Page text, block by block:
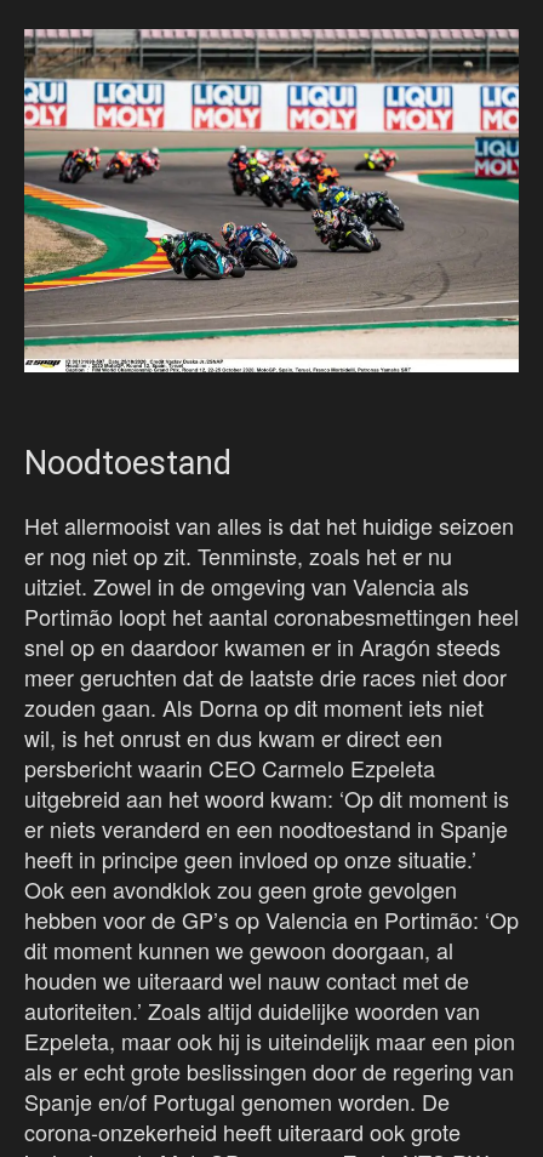
Noodtoestand
Het allermooist van alles is dat het huidige seizoen
er nog niet op zit. Tenminste, zoals het er nu
uitziet. Zowel in de omgeving van Valencia als
Portimão loopt het aantal coronabesmettingen heel
snel op en daardoor kwamen er in Aragón steeds
meer geruchten dat de laatste drie races niet door
zouden gaan. Als Dorna op dit moment iets niet
wil, is het onrust en dus kwam er direct een
persbericht waarin CEO Carmelo Ezpeleta
uitgebreid aan het woord kwam: ‘Op dit moment is
er niets veranderd en een noodtoestand in Spanje
heeft in principe geen invloed op onze situatie.’
Ook een avondklok zou geen grote gevolgen
hebben voor de GP’s op Valencia en Portimão: ‘Op
dit moment kunnen we gewoon doorgaan, al
houden we uiteraard wel nauw contact met de
autoriteiten.’ Zoals altijd duidelijke woorden van
Ezpeleta, maar ook hij is uiteindelijk maar een pion
als er echt grote beslissingen door de regering van
Spanje en/of Portugal genomen worden. De
corona-onzekerheid heeft uiteraard ook grote